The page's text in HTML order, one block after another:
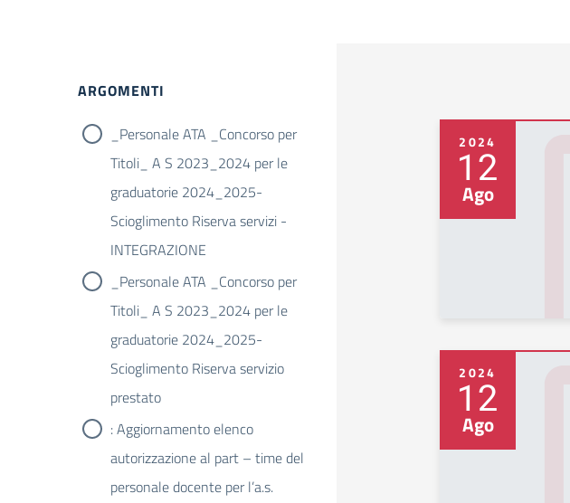
Filtri
ARGOMENTI
_Personale ATA _Concorso per
Titoli_ A S 2023_2024 per le
graduatorie 2024_2025-
Scioglimento Riserva servizi -
INTEGRAZIONE
_Personale ATA _Concorso per
Titoli_ A S 2023_2024 per le
graduatorie 2024_2025-
Scioglimento Riserva servizio
prestato
: Aggiornamento elenco
autorizzazione al part – time del
personale docente per l’a.s.
2024
12
Ago
2024
12
Ago